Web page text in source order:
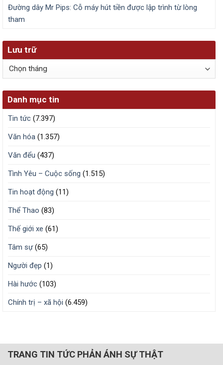
Đường dây Mr Pips: Cỗ máy hút tiền được lập trình từ lòng
tham
Lưu trữ
Lưu
Danh mục tin
Tin tức (7.397)
Văn hóa (1.357)
Văn đểu (437)
Tình Yêu – Cuộc sống (1.515)
Tin hoạt động (11)
Thể Thao (83)
Thế giới xe (61)
Tâm sự(65)
Người đẹp (1)
Hài hước (103)
Chính trị – xã hội (6.459)
TRANG TIN TỨC PHẢN ÁNH SỰ THẬT